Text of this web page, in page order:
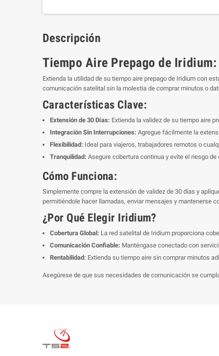
Descripción
Tiempo Aire Prepago de
Extienda la utilidad de su tiempo aire prepago de Iridium con
comunicación satelital sin la molestia de comprar minutos o
Características Clave:
Extensión de 30 Días: Extienda la validez de su tiempo aire
Integración Sin Interrupciones: Agregue fácilmente la
Flexibilidad: Ideal para viajeros, trabajadores remotos o
Tranquilidad: Asegure cobertura continua y evite el riesgo
Cómo Funciona:
Simplemente compre la extensión de validez de 30 días y
permitiéndole hacer llamadas, enviar mensajes y mantenerse
¿Por Qué Elegir Iridium?
Cobertura Global: La red satelital de Iridium proporciona
Comunicación Confiable: Manténgase conectado con
Rentabilidad: Extienda su tiempo aire sin comprar minutos
Asegúrese de que sus necesidades de comunicación se